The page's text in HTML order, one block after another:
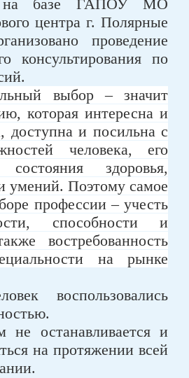
на базе ГАПОУ МО
центра г. Полярные
проведение
консультирования по
выбор – значит
которая интересна и
доступна и посильна с
человека, его
состояния здоровья,
умений. Поэтому самое
профессии – учесть
способности и
востребованность
на рынке
воспользовались
не останавливается и
на протяжении всей